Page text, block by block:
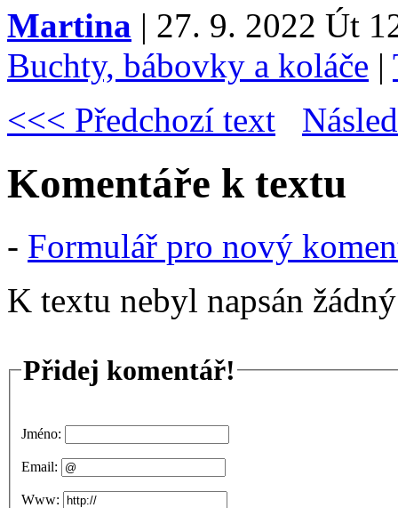
Martina | 27. 9. 2022 Út
Buchty, bábovky a koláče |
<<< Předchozí text
Komentáře k textu
- Formulář pro nový
K textu nebyl napsán
Přidej komentář!
Jméno:
Email:
Www: